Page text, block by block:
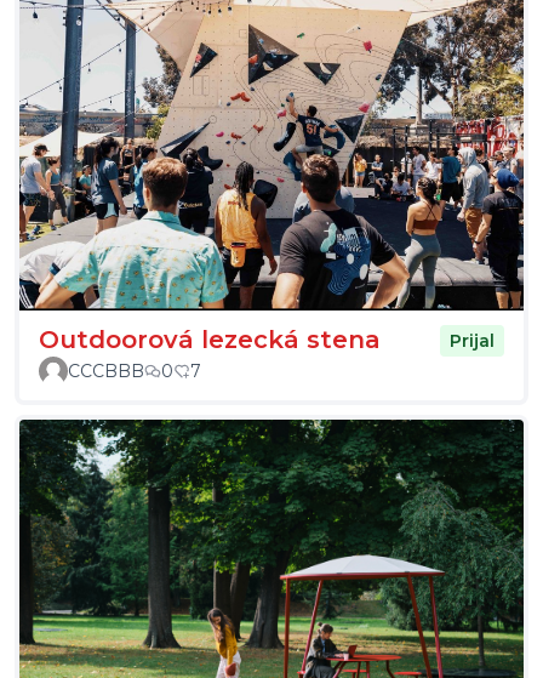
Outdoorová lezecká stena
Prijal
CCCBBB
0 7